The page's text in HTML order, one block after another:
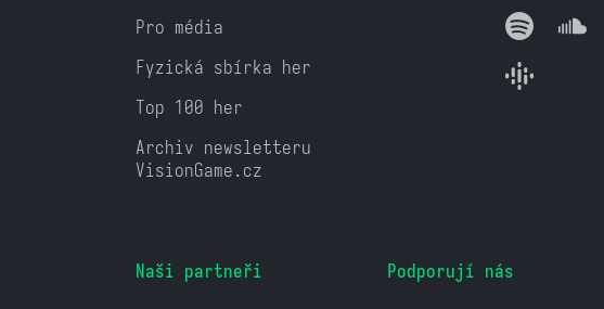
Pro média
Fyzická sbírka her
Top 100 her
Archiv newsletteru
VisionGame.cz
Naši partneři Podporují nás